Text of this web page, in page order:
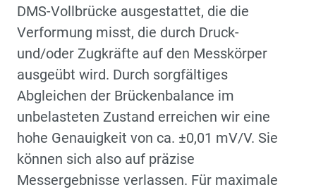
DMS-Vollbrücke ausgestattet, die die
Verformung misst, die durch Druck-
und/oder Zugkräfte auf den Messkörper
ausgeübt wird. Durch sorgfältiges
Abgleichen der Brückenbalance im
unbelasteten Zustand erreichen wir eine
hohe Genauigkeit von ca. ±0,01 mV/V. Sie
können sich also auf präzise
Messergebnisse verlassen. Für maximale